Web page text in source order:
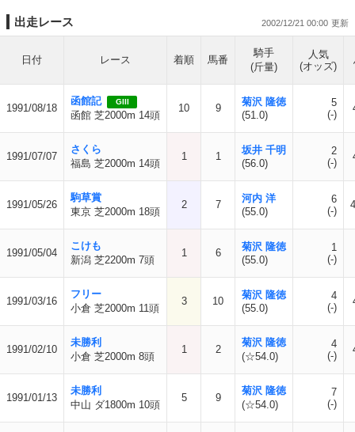
出走レース 2002/12/21 00:00
日付 レース 着順 馬番
騎手
(斤量)
人気
(オッズ)
1991/08/18
函館記 GIII
函館 芝2000m 14頭
10 9
菊沢 隆徳
(51.0)
5
(-)
1991/07/07
さくら
福島 芝2000m 14頭
1 1
坂井 千明
(56.0)
2
(-)
1991/05/26
駒草賞
東京 芝2000m 18頭
2 7
河内 洋
(55.0)
6
(-)
1991/05/04
こけも
新潟 芝2200m 7頭
1 6
菊沢 隆徳
(55.0)
1
(-)
1991/03/16
フリー
小倉 芝2000m 11頭
3 10
菊沢 隆徳
(55.0)
4
(-)
1991/02/10
未勝利
小倉 芝2000m 8頭
1 2
菊沢 隆徳
(☆54.0)
4
(-)
1991/01/13
未勝利
中山 ダ1800m 10頭
5 9
菊沢 隆徳
(☆54.0)
7
(-)